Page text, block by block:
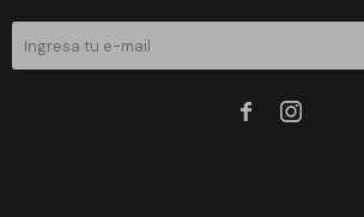
 